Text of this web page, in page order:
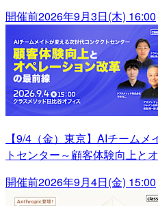
開催前2026年9月3日(木) 16:00
【9/4（金）東京】AIチーム
トセンター～顧客体験向上と
開催前2026年9月4日(金) 15:00